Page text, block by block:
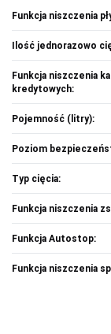
Funkcja niszczenia
Ilość jednorazowo
Funkcja niszczenia
kredytowych:
Pojemność (litry):
Poziom
Typ cięcia:
Funkcja niszczenia
Funkcja Autostop:
Funkcja niszczenia